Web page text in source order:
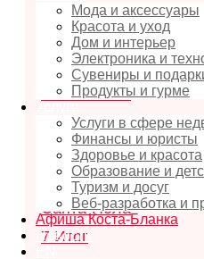
Мода и аксессуары
Красота и уход
Дом и интерьер
Электроника и
Сувениры и
Продукты и гурме
Услуги в сфере
Финансы и юристы
Здоровье и красота
Образование и
Туризм и досуг
Веб-разработка и
Афиша Коста-Бланка
Новости
Когда проходит
2026 в Санта-Пола
Где проходит
Санта-Пола
Традиции Ночи
Правила и
Особенности
Санта-Пола
7 Итог